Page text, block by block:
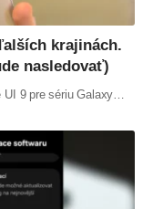
krajinách.
nasledovať)
UI 9 pre sériu Galaxy…